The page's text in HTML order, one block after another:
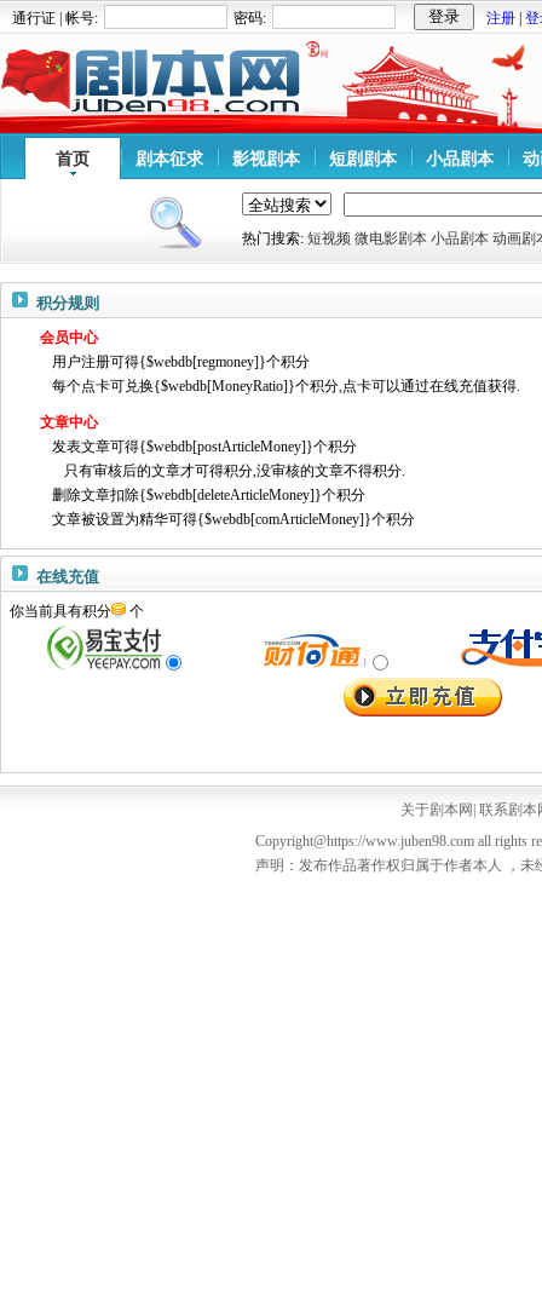
通行证 | 帐号: 密码: 注册
首页 剧本征求 影视剧本 短剧剧本 小品剧本
热门搜索: 短视频 微电影剧本 小品剧本 动画剧
积分规则
会员中心
用户注册可得{$webdb[regmoney]}个积分
每个点卡可兑换{$webdb[MoneyRatio]}个积分,点卡可以通过在线充值获得.
文章中心
发表文章可得{$webdb[postArticleMoney]}个积分
只有审核后的文章才可得积分,没审核的文章不得积分.
删除文章扣除{$webdb[deleteArticleMoney]}个积分
文章被设置为精华可得{$webdb[comArticleMoney]}个积分
在线充值
你当前具有积分 个
关于剧本网 联系剧本
Copyright@https://www.juben98.com all rights
声明：发布作品著作权归属于作者本人 ，未